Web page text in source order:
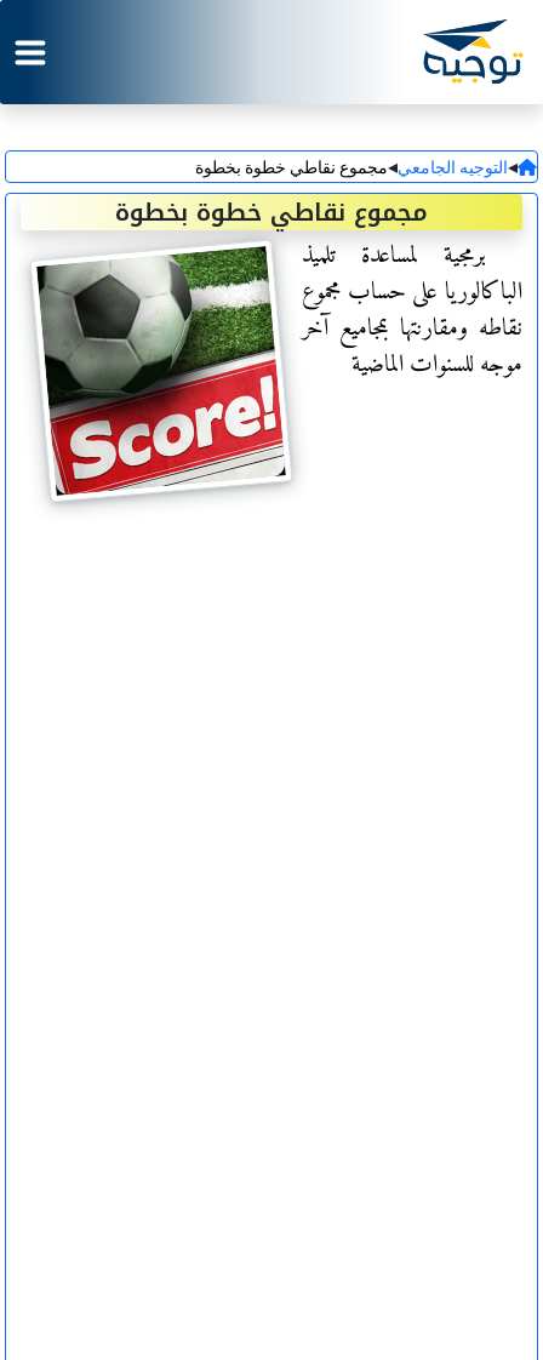
◂التوجيه الجامعي◂مجموع نقاطي خطوة بخطوة
مجموع نقاطي خطوة بخطوة
برمجية لمساعدة تلميذ
الباكالوريا على حساب مجموع
نقاطه ومقارنتها بمجاميع آخر
موجه للسنوات الماضية